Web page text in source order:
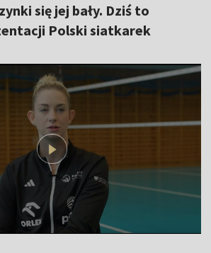
się jej bały. Dziś to
Polski siatkarek